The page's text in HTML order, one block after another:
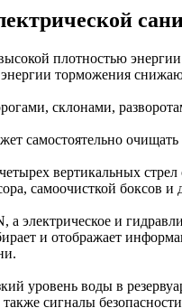
плотностью
торможения
склонами,
самостоятельно
вертикальных
самоочисткой боксов
электрическое и
и отображает
уровень воды в
сигналы